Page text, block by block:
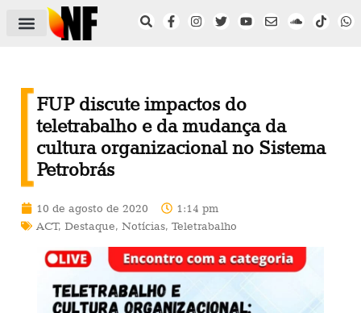
FUP discute impactos do
teletrabalho e da mudança da
cultura organizacional no Sistema
Petrobrás
10 de agosto de 2020
1:14 pm
ACT, Destaque, Notícias, Teletrabalho